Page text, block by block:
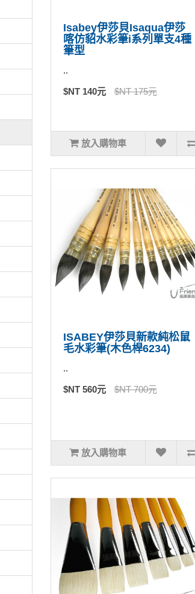
Isabey伊莎貝Isaqua伊莎
喀仿貂水彩筆i系列單支4種
筆型
..
$NT 140元 $NT 175元
放入購物車
ISABEY伊莎貝新款純松鼠
毛水彩筆(木色桿6234)
..
$NT 560元 $NT 700元
放入購物車